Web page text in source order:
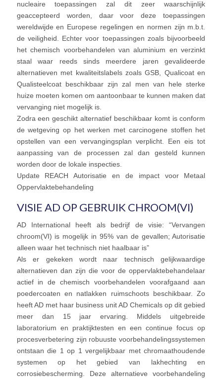
nucleaire toepassingen zal dit zeer waarschijnlijk
geaccepteerd worden, daar voor deze toepassingen
wereldwijde en Europese regelingen en normen zijn m.b.t.
de veiligheid. Echter voor toepassingen zoals bijvoorbeeld
het chemisch voorbehandelen van aluminium en verzinkt
staal waar reeds sinds meerdere jaren gevalideerde
alternatieven met kwaliteitslabels zoals GSB, Qualicoat en
Qualisteelcoat beschikbaar zijn zal men van hele sterke
huize moeten komen om aantoonbaar te kunnen maken dat
vervanging niet mogelijk is.
Zodra een geschikt alternatief beschikbaar komt is conform
de wetgeving op het werken met carcinogene stoffen het
opstellen van een vervangingsplan verplicht. Een eis tot
aanpassing van de processen zal dan gesteld kunnen
worden door de lokale inspecties.
Update REACH Autorisatie en de impact voor Metaal
Oppervlaktebehandeling
VISIE AD OP GEBRUIK CHROOM(VI)
AD International heeft als bedrijf de visie: “Vervangen
chroom(VI) is mogelijk in 95% van de gevallen; Autorisatie
alleen waar het technisch niet haalbaar is”
Als er gekeken wordt naar technisch gelijkwaardige
alternatieven dan zijn die voor de oppervlaktebehandelaar
actief in de chemisch voorbehandelen voorafgaand aan
poedercoaten en natlakken ruimschoots beschikbaar. Zo
heeft AD met haar business unit AD Chemicals op dit gebied
meer dan 15 jaar ervaring. Middels uitgebreide
laboratorium en praktijktesten en een continue focus op
procesverbetering zijn robuuste voorbehandelingssystemen
ontstaan die 1 op 1 vergelijkbaar met chromaathoudende
systemen op het gebied van lakhechting en
corrosiebescherming. Deze alternatieve voorbehandeling